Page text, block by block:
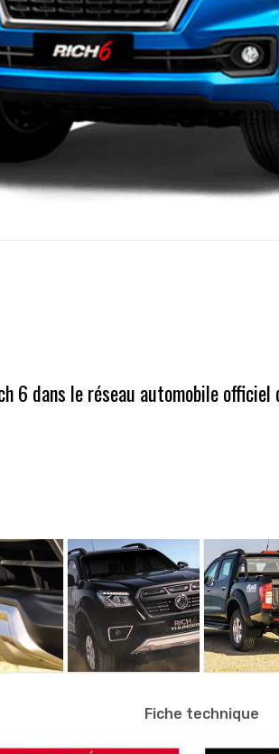
6 dans le réseau automobile
Fiche technique